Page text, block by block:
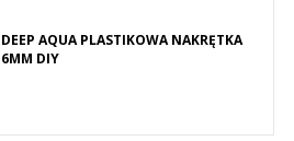
DEEP AQUA PLASTIKOWA NAKRĘTKA
6MM DIY